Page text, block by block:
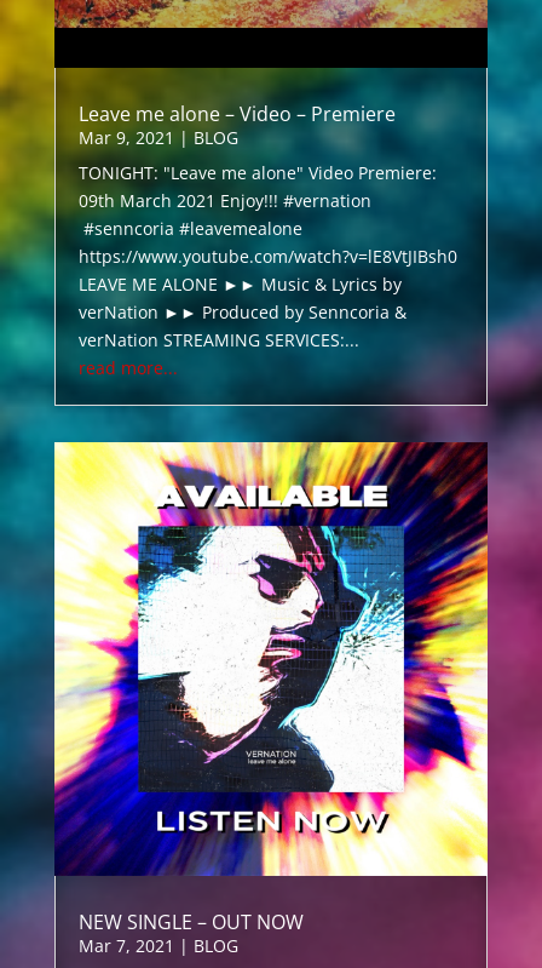
Leave me alone – Video – Premiere
Mar 9, 2021 |BLOG
TONIGHT: "Leave me alone" Video Premiere:
09th March 2021 Enjoy!!! #vernation
#senncoria #leavemealone
https://www.youtube.com/watch?v=lE8VtJIBsh0
LEAVE ME ALONE ►► Music & Lyrics by
verNation ►► Produced by Senncoria &
verNation STREAMING SERVICES:...
read more...
NEW SINGLE – OUT NOW
Mar 7, 2021 | BLOG